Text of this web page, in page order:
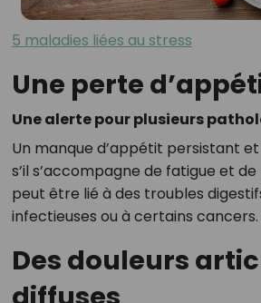
5 maladies liées au stress
Une perte
Une alerte pour plusieurs
Un manque d’appétit persistant
s’il s’accompagne de fatigue et
peut être lié à des troubles
infectieuses ou à certains cancers.
Des douleurs